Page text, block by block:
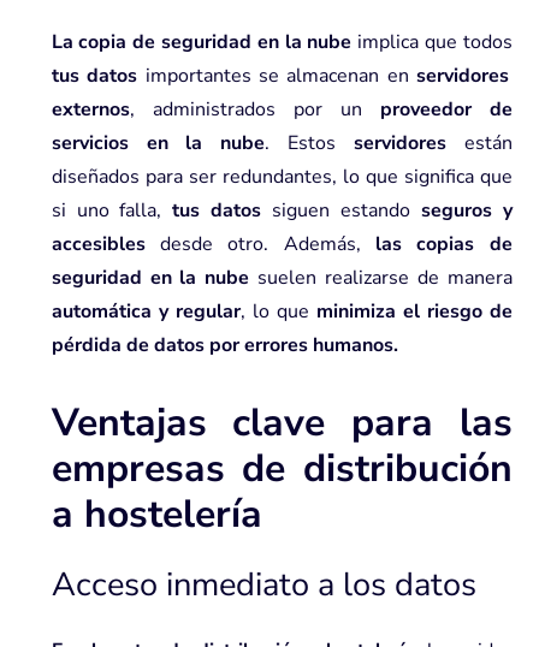
La copia de seguridad en la nube implica que todos
tus datos importantes se almacenan enservidores
externos, administrados por un proveedor de
servicios en la nube. Estos servidoresestán
diseñados para ser redundantes, lo que significa que
si uno falla, tus datos siguen estando seguros y
accesiblesdesde otro. Además, las copias de
seguridad en la nube suelen realizarse de manera
automática y regular, lo que minimiza el riesgo de
pérdida de datos por errores humanos.
Ventajas clave para las
empresas de distribución
a hostelería
Acceso inmediato a los datos